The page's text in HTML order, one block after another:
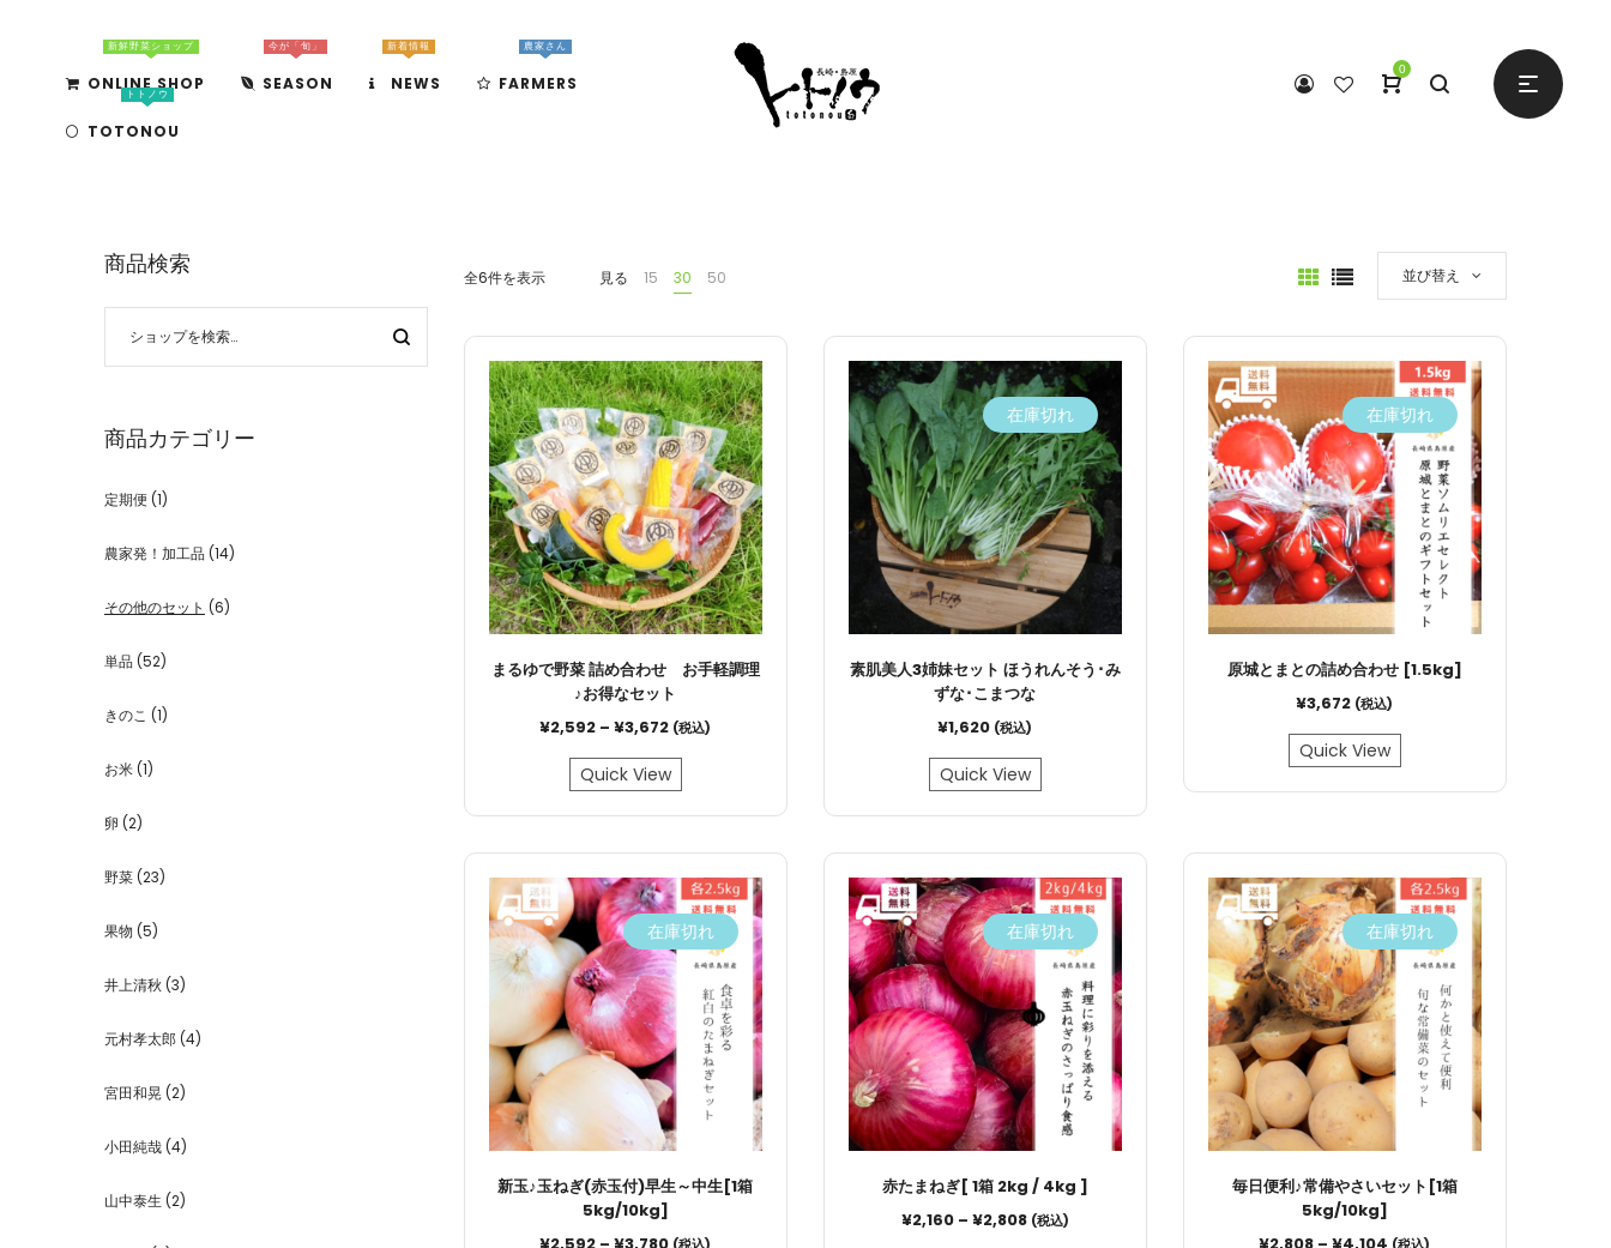
ONLINE SHOP
新鮮野菜ショップ
SEASON
今が「旬」
NEWS
新着情報
FARMERS
農家さん
TOTONOU
トトノウ
0
全6件を表示 見る 15 30 50 並び替え
まるゆで野菜 詰め合わせ お手軽調理
♪お得なセット
¥2,592 –¥3,672 (税込)
Quick View
在庫切れ
素肌美人3姉妹セット ほうれんそう･み
ずな･こまつな
¥1,620 (税込)
Quick View
在庫切れ
原城とまとの詰め合わせ [1.5kg]
¥3,672 (税込)
Quick View
在庫切れ
新玉♪玉ねぎ(赤玉付)早生～中生[1箱
5kg/10kg]
在庫切れ
赤たまねぎ[ 1箱 2kg / 4kg ]
¥2,160 – ¥2,808 (税込)
在庫切れ
毎日便利♪常備やさいセット[1箱
5kg/10kg]
商品検索
商品カテゴリー
定期便 (1)
農家発！加工品 (14)
その他のセット (6)
単品 (52)
きのこ (1)
お米 (1)
卵 (2)
野菜 (23)
果物 (5)
井上清秋 (3)
元村孝太郎 (4)
宮田和晃 (2)
小田純哉 (4)
山中泰生 (2)